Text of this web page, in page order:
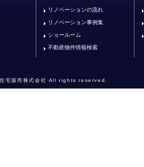
リノベーションの流れ
リノベーション事例集
ショールーム
不動産物件情報検索
宅販売株式会社 All rights reserved.